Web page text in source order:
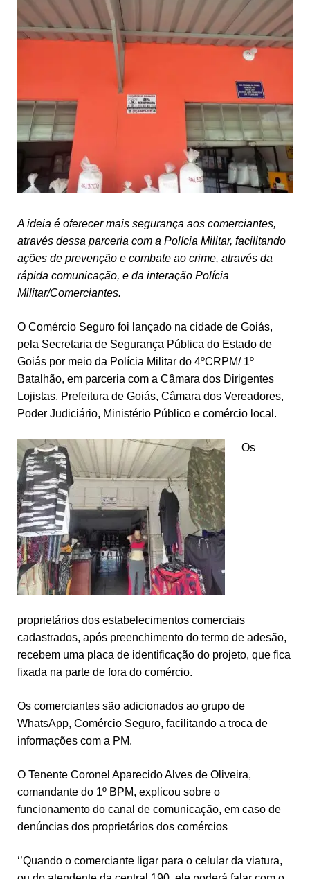
A ideia é oferecer mais segurança aos comerciantes,
através dessa parceria com a Polícia Militar, facilitando
ações de prevenção e combate ao crime, através da
rápida comunicação, e da interação Polícia
Militar/Comerciantes.
O Comércio Seguro foi lançado na cidade de Goiás,
pela Secretaria de Segurança Pública do Estado de
Goiás por meio da Polícia Militar do 4ºCRPM/ 1º
Batalhão, em parceria com a Câmara dos Dirigentes
Lojistas, Prefeitura de Goiás, Câmara dos Vereadores,
Poder Judiciário, Ministério Público e comércio local.
Os
proprietários dos estabelecimentos comerciais
cadastrados, após preenchimento do termo de adesão,
recebem uma placa de identificação do projeto, que fica
fixada na parte de fora do comércio.
Os comerciantes são adicionados ao grupo de
WhatsApp, Comércio Seguro, facilitando a troca de
informações com a PM.
O Tenente Coronel Aparecido Alves de Oliveira,
comandante do 1º BPM, explicou sobre o
funcionamento do canal de comunicação, em caso de
denúncias dos proprietários dos comércios
‘’Quando o comerciante ligar para o celular da viatura,